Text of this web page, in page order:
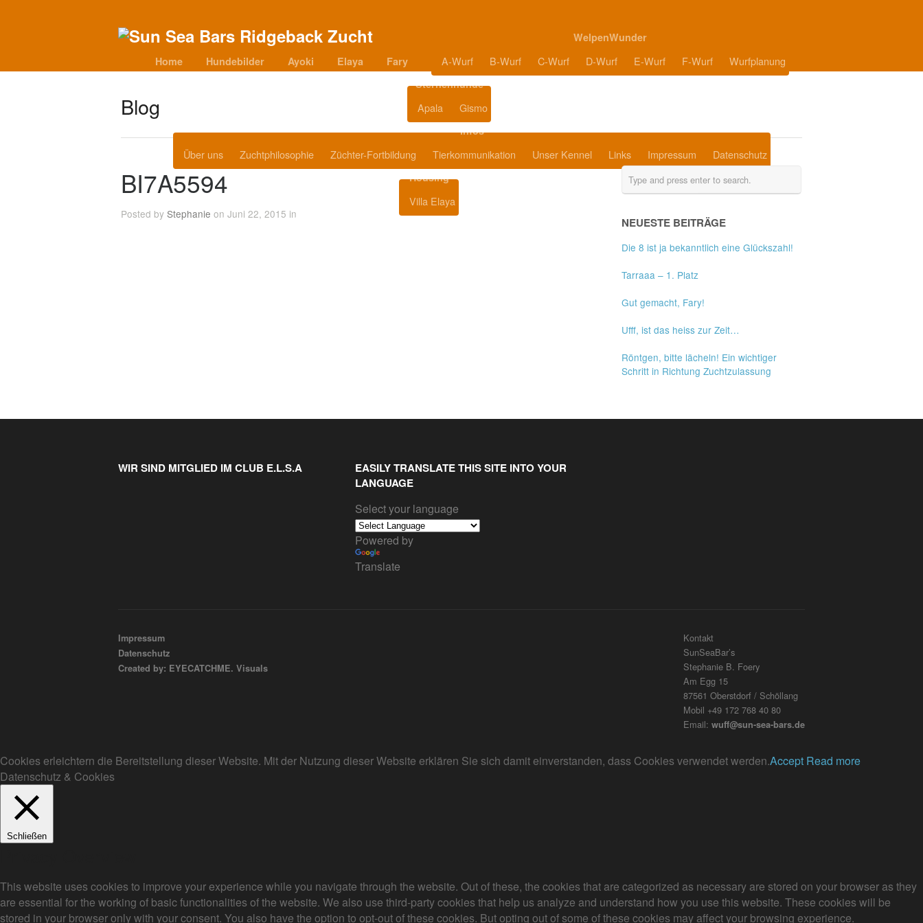
Home Hundebilder Ayoki Elaya Fary
WelpenWunder
A-Wurf B-Wurf C-Wurf D-Wurf E-Wurf F-Wurf Wurfplanung
Sternenhunde
Apala Gismo
Infos
Über uns Zuchtphilosophie Züchter-Fortbildung Tierkommunikation Unser Kennel Links Impressum Datenschutz
Housing
Villa Elaya
Blog
BI7A5594
Posted by Stephanie on Juni 22, 2015 in
NEUESTE BEITRÄGE
Die 8 ist ja bekanntlich eine Glückszahl!
Tarraaa – 1. Platz
Gut gemacht, Fary!
Ufff, ist das heiss zur Zeit…
Röntgen, bitte lächeln! Ein wichtiger
Schritt in Richtung Zuchtzulassung
WIR SIND MITGLIED IM CLUB E.L.S.A
EASILY TRANSLATE THIS SITE INTO YOUR
LANGUAGE
Select your language
Powered by
Translate
Impressum
Datenschutz
Created by: EYECATCHME. Visuals
Kontakt
SunSeaBar’s
Stephanie B. Foery
Am Egg 15
87561 Oberstdorf / Schöllang
Mobil +49 172 768 40 80
Email: wuff@sun-sea-bars.de
Cookies erleichtern die Bereitstellung dieser Website. Mit der Nutzung dieser Website erklären Sie sich damit einverstanden, dass Cookies verwendet werden.Accept Read more
Datenschutz & Cookies
Schließen
This website uses cookies to improve your experience while you navigate through the website. Out of these, the cookies that are categorized as necessary are stored on your browser as they
are essential for the working of basic functionalities of the website. We also use third-party cookies that help us analyze and understand how you use this website. These cookies will be
stored in your browser only with your consent. You also have the option to opt-out of these cookies. But opting out of some of these cookies may affect your browsing experience.